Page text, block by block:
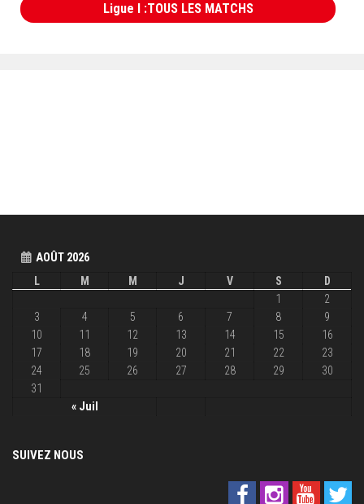
Ligue I :TOUS LES MATCHS
AOÛT 2026
L
M M J V S D
« Juil
1
2
3
4 5 6 7 8
9
10
11 12 13 14 15
16
17
18 19 20 21 22
23
24
25 26 27 28 29
30
31
SUIVEZ NOUS